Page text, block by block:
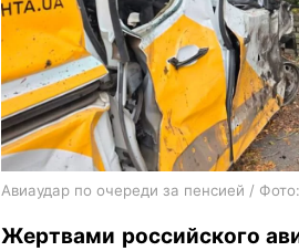
Авиаудар по очереди за пенсией /
Жертвами российского